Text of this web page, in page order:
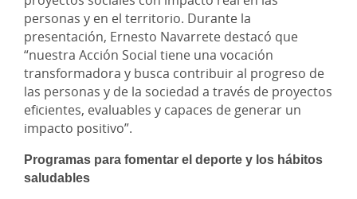
personas y en el territorio. Durante la
presentación, Ernesto Navarrete destacó que
“nuestra Acción Social tiene una vocación
transformadora y busca contribuir al progreso de
las personas y de la sociedad a través de proyectos
eficientes, evaluables y capaces de generar un
impacto positivo”.
Programas para fomentar el deporte y los hábitos
saludables